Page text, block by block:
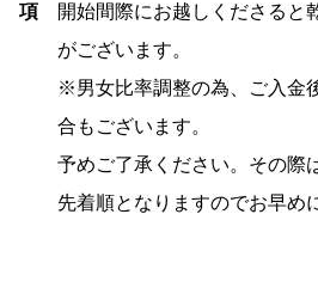
項
開始間際にお越しくださると
がございます。
※男女比率調整の為、ご入金
合もございます。
予めご了承ください。その際
先着順となりますのでお早め